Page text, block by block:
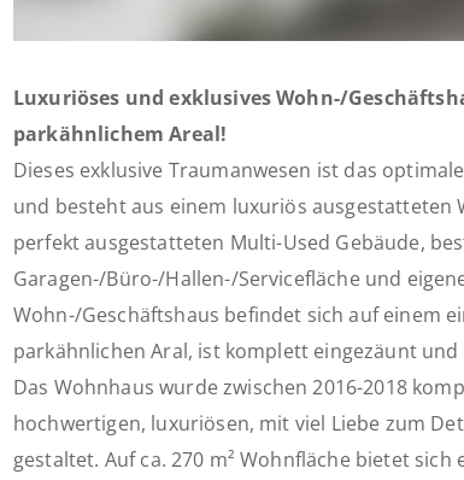
Luxuriöses und exklusives Wohn-/
parkähnlichem Areal!
Dieses exklusive Traumanwesen ist das
und besteht aus einem luxuriös ausgestatteten
perfekt ausgestatteten Multi-Used Gebäude,
Garagen-/Büro-/Hallen-/Servicefläche und
Wohn-/Geschäftshaus befindet sich auf einem
parkähnlichen Aral, ist komplett eingezäunt
Das Wohnhaus wurde zwischen 2016-2018
hochwertigen, luxuriösen, mit viel Liebe zum
gestaltet. Auf ca. 270 m² Wohnfläche bietet